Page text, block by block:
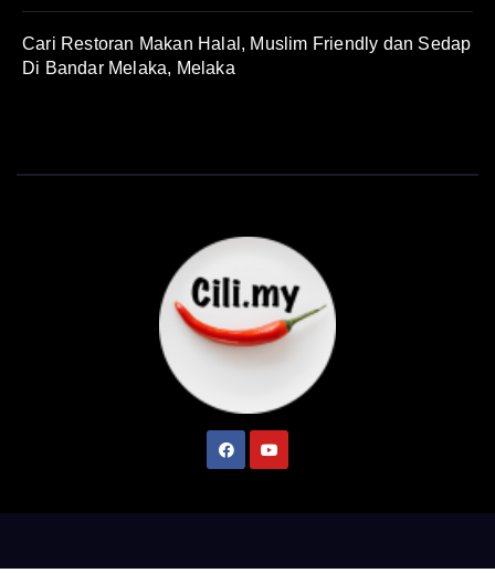
Cari Restoran Makan Halal, Muslim Friendly dan Sedap
Di Bandar Melaka, Melaka